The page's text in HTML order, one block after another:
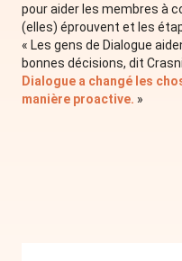
pour aider les membres à
(elles) éprouvent et les
« Les gens de Dialogue
bonnes décisions, dit
Dialogue a changé les
manière proactive. »